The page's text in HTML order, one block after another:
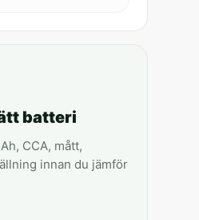
batteri
CCA, mått,
innan du jämför